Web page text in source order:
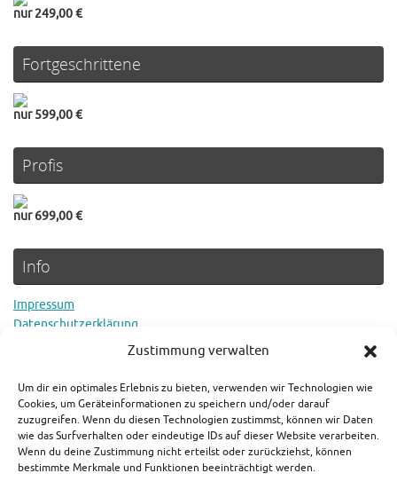
Zustimmung verwalten
Um dir ein optimales Erlebnis zu bieten, verwenden wir Technologien wie
Cookies, um Geräteinformationen zu speichern und/oder darauf
zuzugreifen. Wenn du diesen Technologien zustimmst, können wir Daten
wie das Surfverhalten oder eindeutige IDs auf dieser Website verarbeiten.
Wenn du deine Zustimmung nicht erteilst oder zurückziehst, können
bestimmte Merkmale und Funktionen beeinträchtigt werden.
nur 249,00 €
Fortgeschrittene
nur 599,00 €
Profis
nur 699,00 €
Info
Impressum
Datenschutzerklärung
Rechtlicher Hinweis
Es gilt der aktuelle Preis in den jeweiligen Shops. Als Amazon-
Partner verdienen wir an qualifizierten Verkäufen.